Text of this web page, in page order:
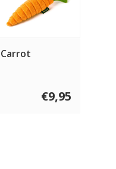
Carrot
€9,95